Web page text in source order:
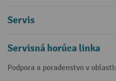
Servis
Servisná horúca linka
Podpora a poradenstvo v oblasti: